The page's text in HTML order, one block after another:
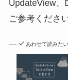
UpdateView、
ご参考ください
あわせて読みたい